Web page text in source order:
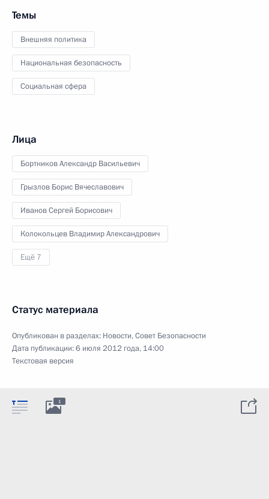
Темы
Внешняя политика
Национальная безопасность
Социальная сфера
Лица
Бортников Александр Васильевич
Грызлов Борис Вячеславович
Иванов Сергей Борисович
Колокольцев Владимир Александрович
Ещё 7
Статус материала
Опубликован в разделах: Новости,Совет Безопасности
Дата публикации:6 июля 2012 года, 14:00
Текстовая версия
1